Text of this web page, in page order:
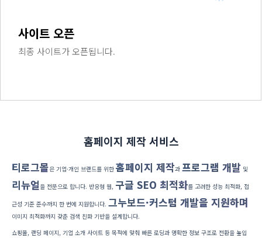
사이트 오픈
최종 사이트가 오픈됩니다.
홈페이지 제작 서비스
티로그몰은 기업·개인 브랜드를 위한 홈페이지 제작과 프로그램 개발 및
리뉴얼 을 전문으로 합니다. 반응형 웹, 구글 SEO 최적화를 고려한 성능 최적화, 접
근성 기준 준수까지 한 번에 지원합니다. 그누보드·커스텀 개발을 지원하며
이미지 최적화까지 갖춘 검색 친화 기반을 설계합니다.
쇼핑몰, 랜딩 페이지, 기업 소개 사이트 등 목적에 맞춰 빠른 로딩과 명확한 정보 구조로 전환을 높입